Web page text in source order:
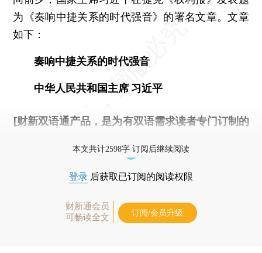
为《奏响中捷关系的时代强音》的署名文章。文章
如下：
奏响中捷关系的时代强音
中华人民共和国主席 习近平
[财新双语通产品，是为有双语需求读者专门订制的
本文共计2598字 订阅后继续阅读
登录 后获取已订阅的阅读权限
财新通会员
可畅读全文
订阅/会员升级